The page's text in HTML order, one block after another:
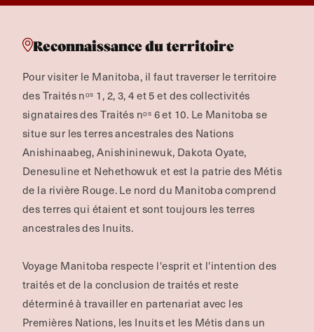
Reconnaissance du territoire
Pour visiter le Manitoba, il faut traverser le territoire
des Traités nᵒˢ 1, 2, 3, 4 et 5 et des collectivités
signataires des Traités nᵒˢ 6 et 10. Le Manitoba se
situe sur les terres ancestrales des Nations
Anishinaabeg, Anishininewuk, Dakota Oyate,
Denesuline et Nehethowuk et est la patrie des Métis
de la rivière Rouge.Le nord du Manitoba comprend
des terres qui étaient et sont toujours les terres
ancestrales des Inuits.
Voyage Manitoba respecte l'esprit et l'intention des
traités et de la conclusion de traités et reste
déterminé à travailler en partenariat avec les
Premières Nations, les Inuits et les Métis dans un